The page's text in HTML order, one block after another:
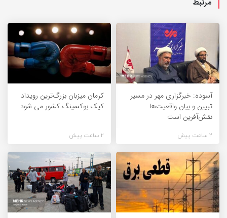
آسوده: خبرگزاری مهر در مسیر
تبیین و بیان واقعیت‌ها
نقش‌آفرین است
2 ساعت پیش
کرمان میزبان بزرگ‌ترین رویداد
کیک‌ بوکسینگ کشور می شود
2 ساعت پیش